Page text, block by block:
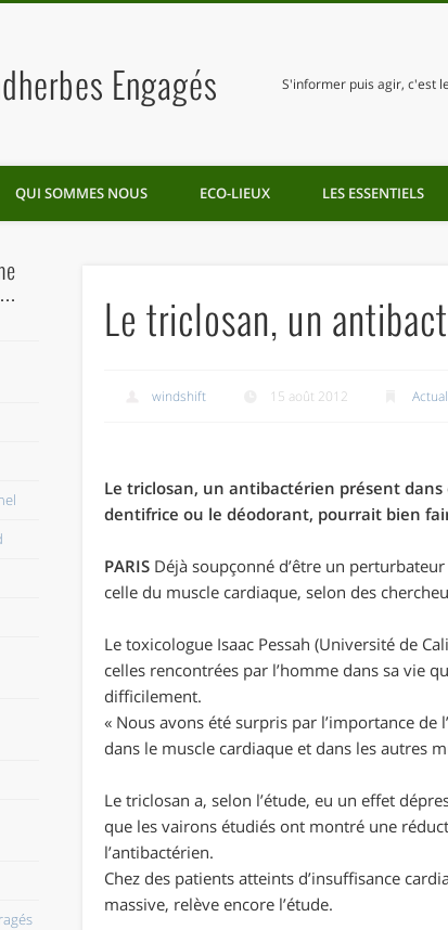
Engagés S'informer puis agir, c'est
QUI SOMMES NOUS ECO-LIEUX LES ESSENTIELS
Le triclosan, un
windshift 15 août 2012
Le triclosan, un antibactérien présent
dentifrice ou le déodorant, pourrait bien
PARIS Déjà soupçonné d’être un
celle du muscle cardiaque, selon des
Le toxicologue Isaac Pessah (Université de
celles rencontrées par l’homme dans sa vie
difficilement.
« Nous avons été surpris par l’importance de
dans le muscle cardiaque et dans les autres
Le triclosan a, selon l’étude, eu un effet
que les vairons étudiés ont montré une
l’antibactérien.
Chez des patients atteints d’insuffisance
massive, relève encore l’étude.